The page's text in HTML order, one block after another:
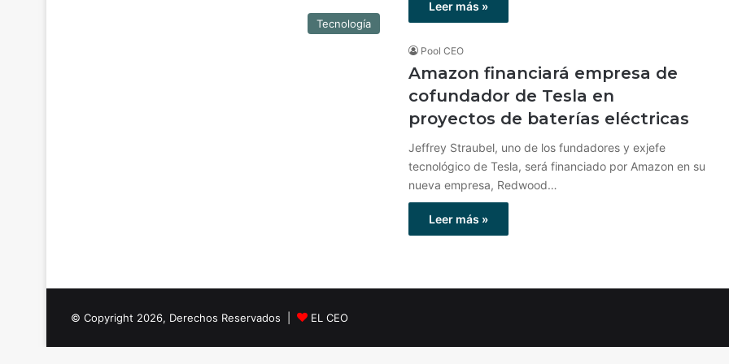
Leer más »
Tecnología
Pool CEO
Amazon financiará empresa de
cofundador de Tesla en
proyectos de baterías eléctricas
Jeffrey Straubel, uno de los fundadores y exjefe
tecnológico de Tesla, será financiado por Amazon en su
nueva empresa, Redwood…
Leer más »
© Copyright 2026, Derechos Reservados | EL CEO